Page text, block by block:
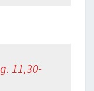
11,30-